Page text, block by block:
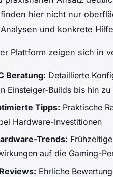
hier nicht nur
und konkrete
Plattform zeigen sich in
Beratung: Detaillierte
Einsteiger-Builds bis hin
Tipps: Praktische
Hardware-Investitionen
Trends:
auf die Gaming-
Ehrliche